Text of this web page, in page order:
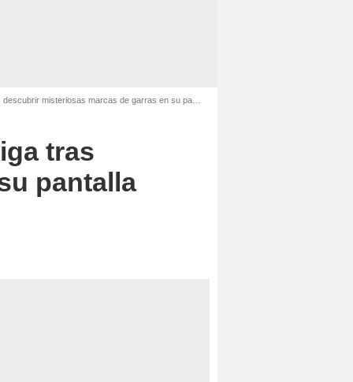
marcas de garras en su pantalla mientras filmaba 'El Conjuro'
tras
pantalla